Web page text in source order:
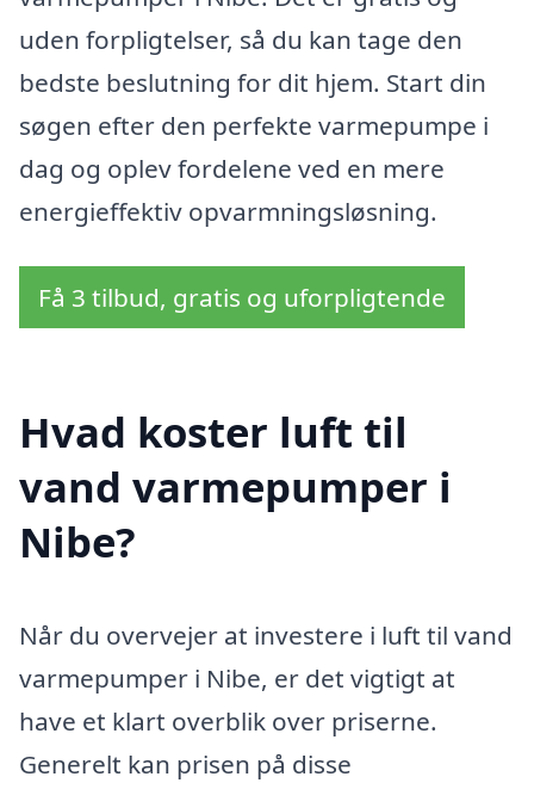
uden forpligtelser, så du kan tage den
bedste beslutning for dit hjem. Start din
søgen efter den perfekte varmepumpe i
dag og oplev fordelene ved en mere
energieffektiv opvarmningsløsning.
Få 3 tilbud, gratis og uforpligtende
Hvad koster luft til
vand varmepumper i
Nibe?
Når du overvejer at investere i luft til vand
varmepumper i Nibe, er det vigtigt at
have et klart overblik over priserne.
Generelt kan prisen på disse